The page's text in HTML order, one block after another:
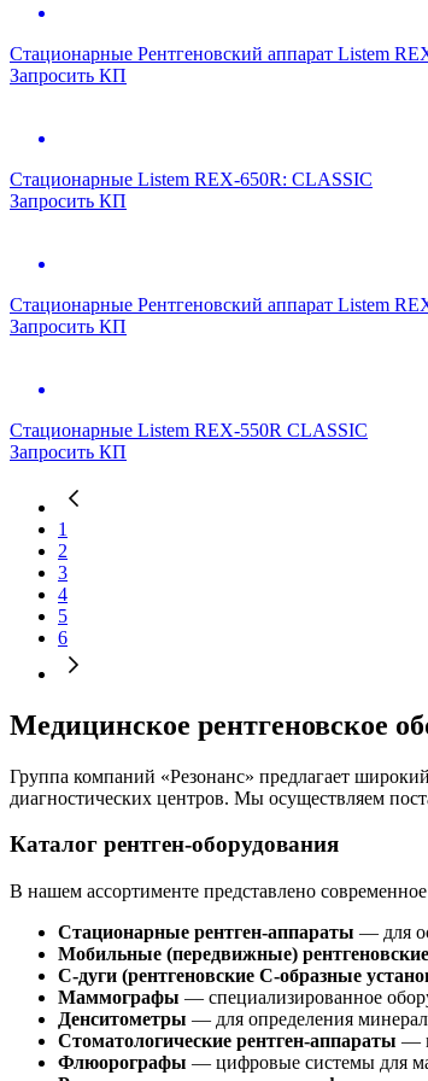
Стационарные Рентгеновский аппарат Listem
Запросить КП
Стационарные Listem REX-650R: CLASSIC
Запросить КП
Стационарные Рентгеновский аппарат Listem
Запросить КП
Стационарные Listem REX-550R CLASSIC
Запросить КП
1
2
3
4
5
6
Медицинское рентгеновское
Группа компаний «Резонанс» предлагает
диагностических центров. Мы осуществляем
Каталог рентген-оборудования
В нашем ассортименте представлено
Стационарные рентген-аппараты — для
Мобильные (передвижные)
С-дуги (рентгеновские С-образные
Маммографы — специализированное
Денситометры — для определения
Стоматологические рентген-аппараты —
Флюорографы — цифровые системы для